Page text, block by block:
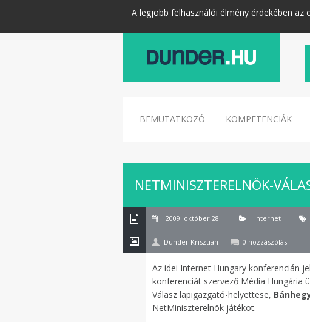
A legjobb felhasználói élmény érdekében az
BEMUTATKOZÓ KOMPETENCIÁK
NETMINISZTERELNÖK-
2009. október 28. Internet
Dunder Krisztián 0 hozzászólás
Az idei Internet Hungary konferencián
konferenciát szervező Média Hungária
Válasz lapigazgató-helyettese,
NetMiniszterelnök játékot.